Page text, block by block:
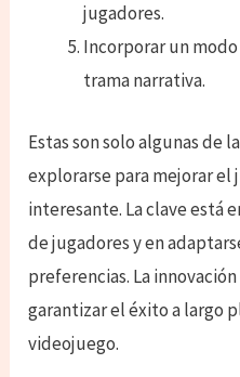
jugadores.
Incorporar un
trama narrativa.
Estas son solo algunas de
explorarse para mejorar el
interesante. La clave está
de jugadores y en
preferencias. La
garantizar el éxito a largo
videojuego.